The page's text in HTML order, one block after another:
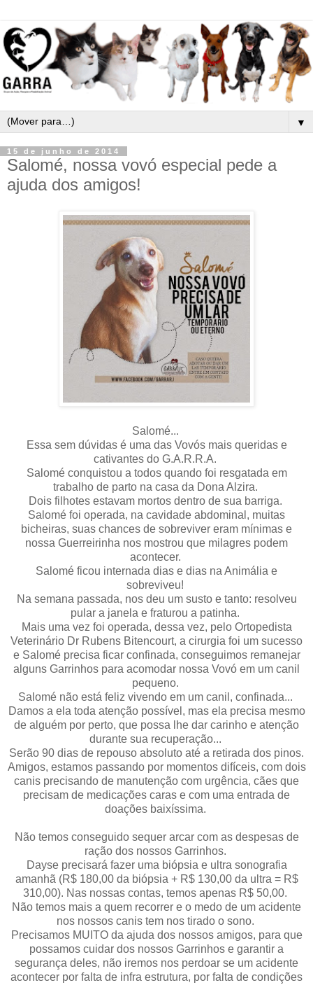
▼
15 de junho de 2014
Salomé, nossa vovó especial pede a
ajuda dos amigos!
Salomé...
Essa sem dúvidas é uma das Vovós mais queridas e
cativantes do G.A.R.R.A.
Salomé conquistou a todos quando foi resgatada em
trabalho de parto na casa da Dona Alzira.
Dois filhotes estavam mortos dentro de sua barriga.
Salomé foi operada, na cavidade abdominal, muitas
bicheiras, suas chances de sobreviver eram mínimas e
nossa Guerreirinha nos mostrou que milagres podem
acontecer.
Salomé ficou internada dias e dias na Animália e
sobreviveu!
Na semana passada, nos deu um susto e tanto: resolveu
pular a janela e fraturou a patinha.
Mais uma vez foi operada, dessa vez, pelo Ortopedista
Veterinário Dr Rubens Bitencourt, a cirurgia foi um sucesso
e Salomé precisa ficar confinada, conseguimos remanejar
alguns Garrinhos para acomodar nossa Vovó em um canil
pequeno.
Salomé não está feliz vivendo em um canil, confinada...
Damos a ela toda atenção possível, mas ela precisa mesmo
de alguém por perto, que possa lhe dar carinho e atenção
durante sua recuperação...
Serão 90 dias de repouso absoluto até a retirada dos pinos.
Amigos, estamos passando por momentos difíceis, com dois
canis precisando de manutenção com urgência, cães que
precisam de medicações caras e com uma entrada de
doações baixíssima.
Não temos conseguido sequer arcar com as despesas de
ração dos nossos Garrinhos.
Dayse precisará fazer uma biópsia e ultra sonografia
amanhã (R$ 180,00 da biópsia + R$ 130,00 da ultra = R$
310,00). Nas nossas contas, temos apenas R$ 50,00.
Não temos mais a quem recorrer e o medo de um acidente
nos nossos canis tem nos tirado o sono.
Precisamos MUITO da ajuda dos nossos amigos, para que
possamos cuidar dos nossos Garrinhos e garantir a
segurança deles, não iremos nos perdoar se um acidente
acontecer por falta de infra estrutura, por falta de condições